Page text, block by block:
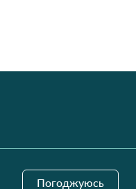
Погоджуюсь